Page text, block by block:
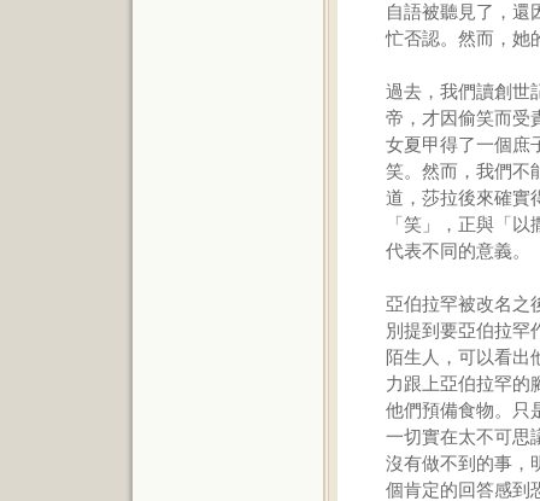
自語被聽見了，還
忙否認。然而，她
過去，我們讀創世
帝，才因偷笑而受
女夏甲得了一個庶
笑。然而，我們不
道，莎拉後來確實
「笑」，正與「
代表不同的意義。
亞伯拉罕被改名之
別提到要亞伯拉罕
陌生人，可以看出
力跟上亞伯拉罕的
他們預備食物。只
一切實在太不可思
沒有做不到的事，
個肯定的回答感到